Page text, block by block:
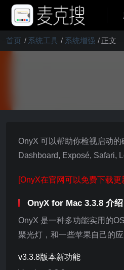
首页 系统工具 系统增强 正文
OnyX 可以帮助你检视启动
Dashboard, Exposé, Safari,
[OnyX在官网可以免费下载更
OnyX for Mac 3.3.8 介绍
OnyX 是一种多功能实用的
聚光灯，和一些苹果自己的
v3.3.8版本新功能